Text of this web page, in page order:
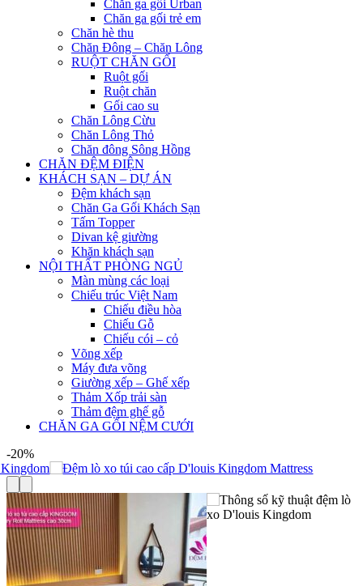
Chăn ga gối Urban
Chăn ga gối trẻ em
Chăn hè thu
Chăn Đông – Chăn Lông
RUỘT CHĂN GỐI
Ruột gối
Ruột chăn
Gối cao su
Chăn Lông Cừu
Chăn Lông Thỏ
Chăn đông Sông Hồng
CHĂN ĐỆM ĐIỆN
KHÁCH SẠN – DỰ ÁN
Đệm khách sạn
Chăn Ga Gối Khách Sạn
Tấm Topper
Divan kệ giường
Khăn khách sạn
NỘI THẤT PHÒNG NGỦ
Màn mùng các loại
Chiếu trúc Việt Nam
Chiếu điều hòa
Chiếu Gỗ
Chiếu cói – cỏ
Võng xếp
Máy đưa võng
Giường xếp – Ghế xếp
Thảm Xốp trải sàn
Thảm đệm ghế gỗ
CHĂN GA GỐI NỆM CƯỚI
-20%